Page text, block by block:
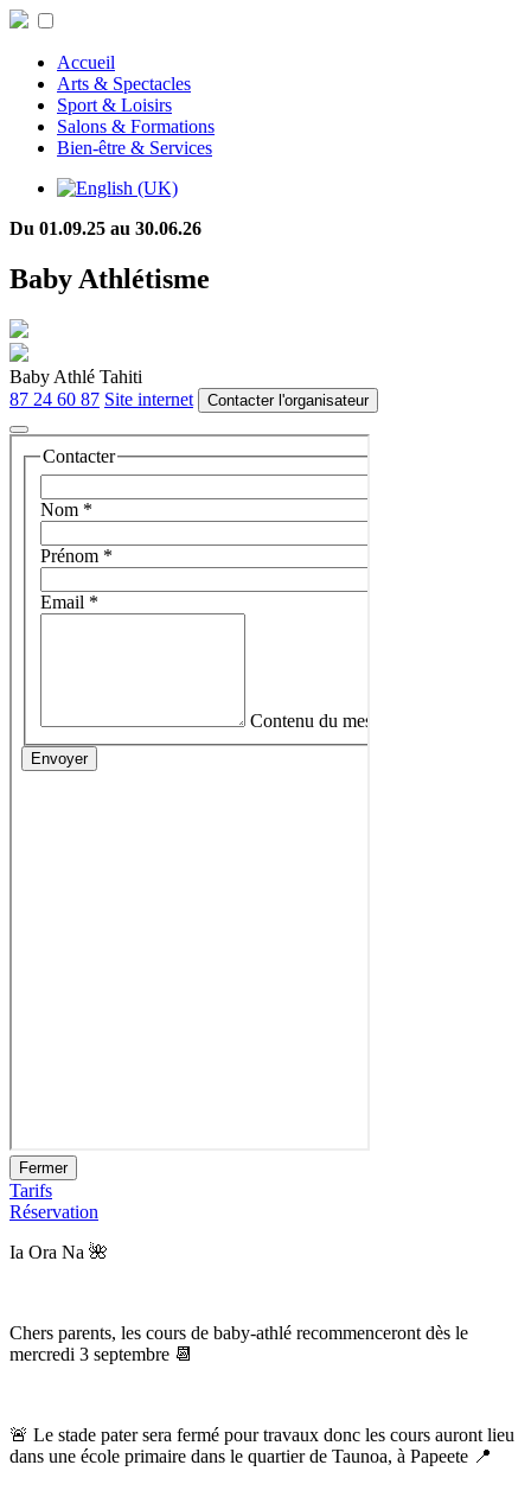
Accueil
Arts & Spectacles
Sport & Loisirs
Salons & Formations
Bien-être & Services
Du 01.09.25 au 30.06.26
Baby Athlétisme
Baby Athlé Tahiti
87 24 60 87 Site internet Contacter l'organisateur
Fermer
Tarifs
Réservation
Ia Ora Na 🌺
Chers parents, les cours de baby-athlé recommenceront dès le
mercredi 3 septembre 📆
🚨 Le stade pater sera fermé pour travaux donc les cours auront lieu
dans une école primaire dans le quartier de Taunoa, à Papeete 📍